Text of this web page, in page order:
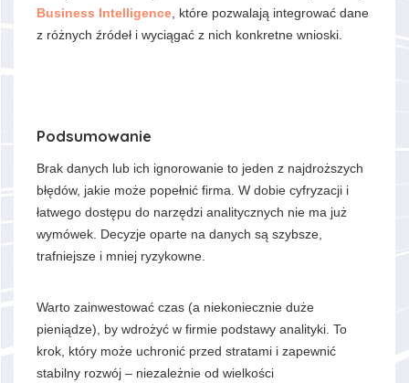
Business Intelligence, które pozwalają integrować dane
z różnych źródeł i wyciągać z nich konkretne wnioski.
Podsumowanie
Brak danych lub ich ignorowanie to jeden z najdroższych
błędów, jakie może popełnić firma. W dobie cyfryzacji i
łatwego dostępu do narzędzi analitycznych nie ma już
wymówek. Decyzje oparte na danych są szybsze,
trafniejsze i mniej ryzykowne.
Warto zainwestować czas (a niekoniecznie duże
pieniądze), by wdrożyć w firmie podstawy analityki. To
krok, który może uchronić przed stratami i zapewnić
stabilny rozwój – niezależnie od wielkości